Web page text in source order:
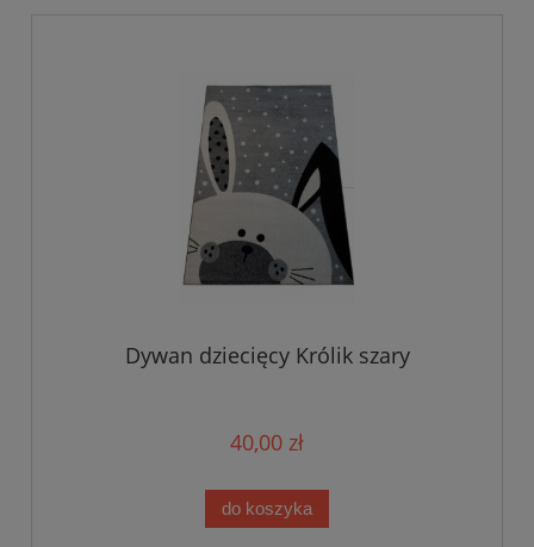
Dywan dziecięcy Królik szary
40,00 zł
do koszyka